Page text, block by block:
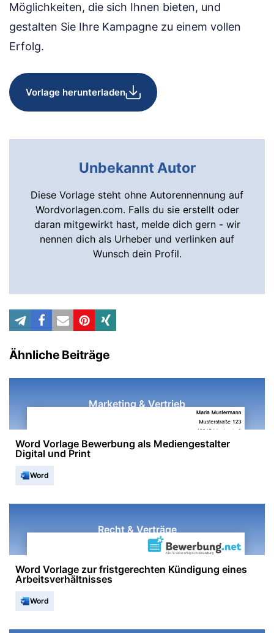
Möglichkeiten, die sich Ihnen bieten, und
gestalten Sie Ihre Kampagne zu einem vollen
Erfolg.
Vorlage herunterladen
Unbekannt Autor
Diese Vorlage steht ohne Autorennennung auf
Wordvorlagen.com. Falls du sie erstellt oder
daran mitgewirkt hast, melde dich gern - wir
nennen dich als Urheber und verlinken auf
Wunsch dein Profil.
Ähnliche Beiträge
Marketing & Vertrieb
Word Vorlage Bewerbung als Mediengestalter
Digital und Print
Word
Recht & Verträge
Word Vorlage zur fristgerechten Kündigung eines
Arbeitsverhältnisses
Word